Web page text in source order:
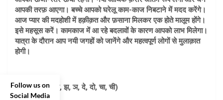
आपकी तरफ़ आएगा। बच्चे आपको घरेलू काम-काज निबटाने में मदद करेंगे।
आज प्यार की मदहोशी में हक़ीक़त और फ़साना मिलकर एक होते मालूम होंगे।
इसे महसूस करें। कामकाज में आ रहे बदलावों के कारण आपको लाभ मिलेगा।
यात्रा के दौरान आप नयी जगहों को जानेंगे और महत्वपूर्ण लोगों से मुलाक़ात
होगी।
मीन🐳 (दी, दू, थ, झ, ञ, दे, दो, चा, ची)
Follow us on
Social Media